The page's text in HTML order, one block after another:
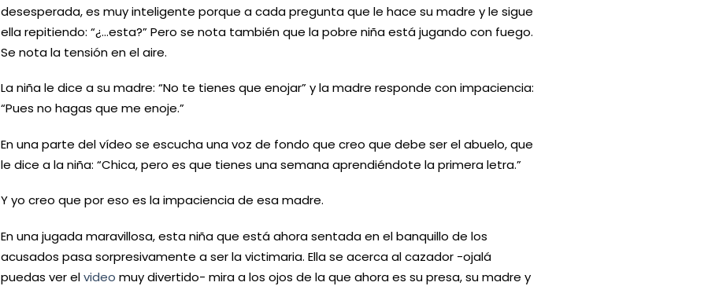
desesperada, es muy inteligente porque a cada pregunta que le hace su madre y le sigue
ella repitiendo: “¿…esta?” Pero se nota también que la pobre niña está jugando con fuego.
Se nota la tensión en el aire.
La niña le dice a su madre: “No te tienes que enojar” y la madre responde con impaciencia:
“Pues no hagas que me enoje.”
En una parte del vídeo se escucha una voz de fondo que creo que debe ser el abuelo, que
le dice a la niña: “Chica, pero es que tienes una semana aprendiéndote la primera letra.”
Y yo creo que por eso es la impaciencia de esa madre.
En una jugada maravillosa, esta niña que está ahora sentada en el banquillo de los
acusados pasa sorpresivamente a ser la victimaria. Ella se acerca al cazador -ojalá
puedas ver elvideo muy divertido- mira a los ojos de la que ahora es su presa, su madre y